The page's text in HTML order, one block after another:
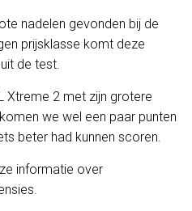
nadelen gevonden bij de
prijsklasse komt deze
de test.
Xtreme 2 met zijn grotere
we wel een paar punten
beter had kunnen scoren.
informatie over